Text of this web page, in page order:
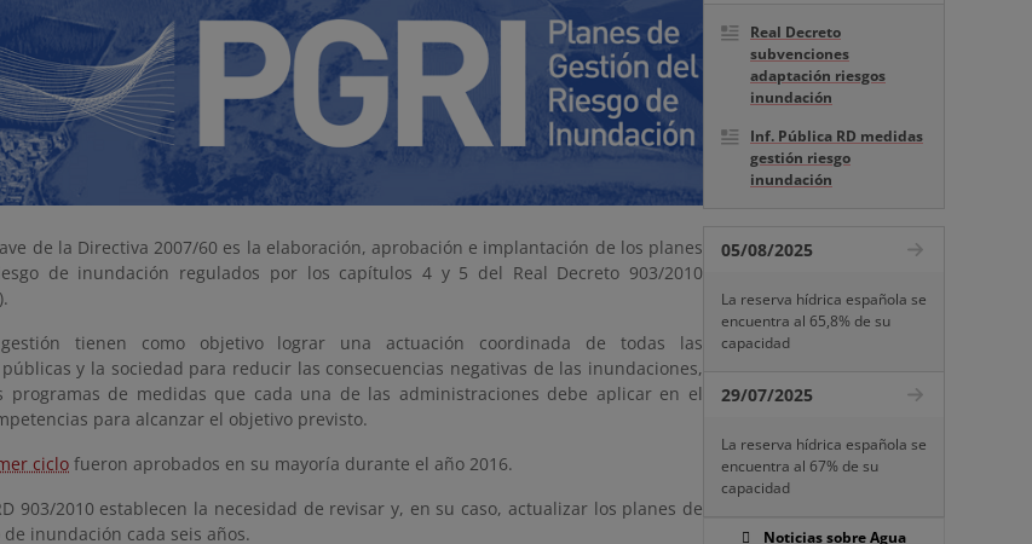
de la Directiva 2007/60 es la elaboración, aprobación e implantación de los planes
de inundación regulados por los capítulos 4 y 5 del Real Decreto 903/2010
tienen como objetivo lograr una actuación coordinada de todas las
y la sociedad para reducir las consecuencias negativas de las inundaciones,
programas de medidas que cada una de las administraciones debe aplicar en el
para alcanzar el objetivo previsto.
ciclo fueron aprobados en su mayoría durante el año 2016.
903/2010 establecen la necesidad de revisar y, en su caso, actualizar los planes de
inundación cada seis años.
Real Decreto
subvenciones
adaptación riesgos
inundación
Inf. Pública RD medidas
gestión riesgo
inundación
05/08/2025
La reserva hídrica española se
encuentra al 65,8% de su
capacidad
29/07/2025
La reserva hídrica española se
encuentra al 67% de su
capacidad
Noticias sobre Agua